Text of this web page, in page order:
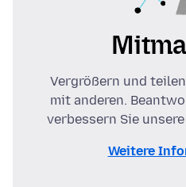
Vergrößern und
mit anderen.
verbessern Sie
Weitere